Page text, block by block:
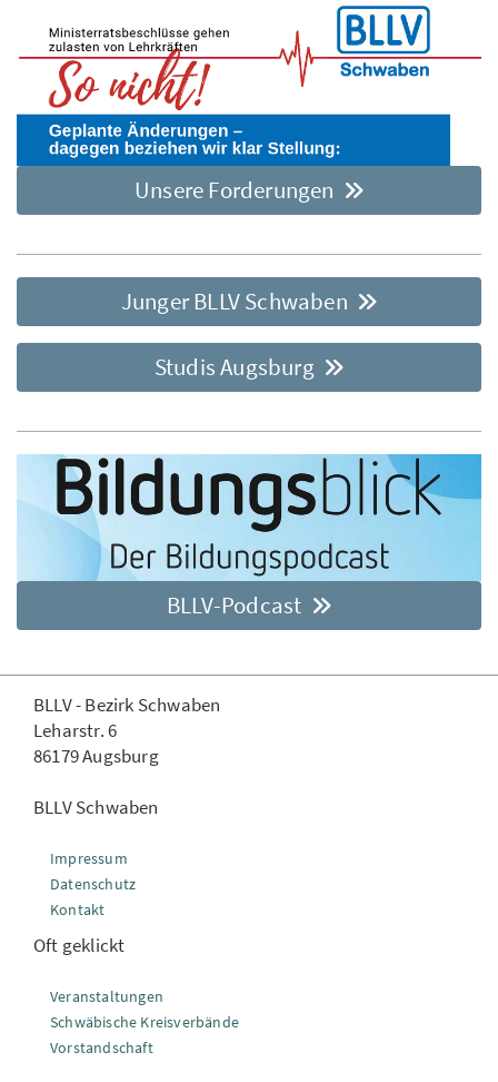
Unsere Forderungen
Junger BLLV Schwaben
Studis Augsburg
BLLV-Podcast
BLLV - Bezirk Schwaben
Leharstr. 6
86179 Augsburg
BLLV Schwaben
Impressum
Datenschutz
Kontakt
Oft geklickt
Veranstaltungen
Schwäbische Kreisverbände
Vorstandschaft